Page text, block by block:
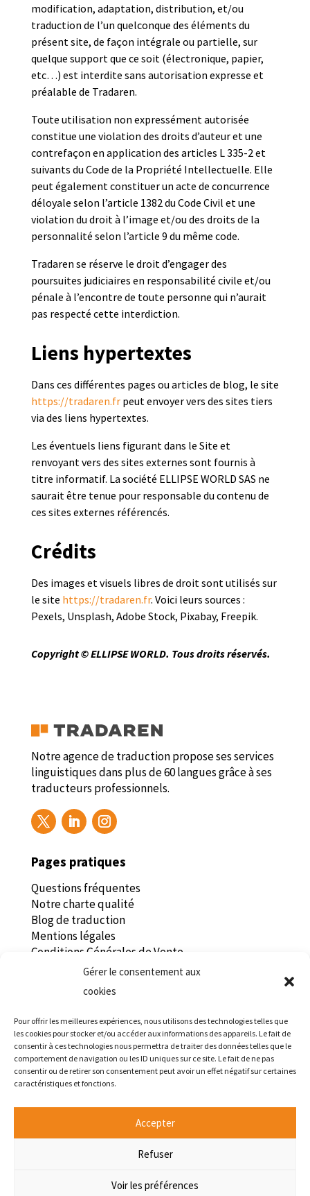
Gérer le consentement aux
cookies
Pour offrir les meilleures expériences, nous utilisons des technologies telles que
les cookies pour stocker et/ou accéder aux informations des appareils. Le fait de
consentir à ces technologies nous permettra de traiter des données telles que le
comportement de navigation ou les ID uniques sur ce site. Le fait de ne pas
consentir ou de retirer son consentement peut avoir un effet négatif sur certaines
caractéristiques et fonctions.
Accepter
Refuser
Voir les préférences
modification, adaptation, distribution, et/ou
traduction de l’un quelconque des éléments du
présent site, de façon intégrale ou partielle, sur
quelque support que ce soit (électronique, papier,
etc…) est interdite sans autorisation expresse et
préalable de Tradaren.
Toute utilisation non expressément autorisée
constitue une violation des droits d’auteur et une
contrefaçon en application des articles L 335-2 et
suivants du Code de la Propriété Intellectuelle. Elle
peut également constituer un acte de concurrence
déloyale selon l’article 1382 du Code Civil et une
violation du droit à l’image et/ou des droits de la
personnalité selon l’article 9 du même code.
Tradaren se réserve le droit d’engager des
poursuites judiciaires en responsabilité civile et/ou
pénale à l’encontre de toute personne qui n’aurait
pas respecté cette interdiction.
Liens hypertextes
Dans ces différentes pages ou articles de blog, le site
https://tradaren.frpeut envoyer vers des sites tiers
via des liens hypertextes.
Les éventuels liens figurant dans le Site et
renvoyant vers des sites externes sont fournis à
titre informatif. La société ELLIPSE WORLD SAS ne
saurait être tenue pour responsable du contenu de
ces sites externes référencés.
Crédits
Des images et visuels libres de droit sont utilisés sur
le site https://tradaren.fr. Voici leurs sources :
Pexels, Unsplash, Adobe Stock, Pixabay, Freepik.
Copyright © ELLIPSE WORLD. Tous droits réservés.
Notre agence de traduction propose ses services
linguistiques dans plus de 60 langues grâce à ses
traducteurs professionnels.
Pages pratiques
Questions fréquentes
Notre charte qualité
Blog de traduction
Mentions légales
Conditions Générales de Vente
Politique de confidentialité
Recrutement traducteur
Tradaren
Centre d’Affaire des Alizés
22 rue de la Rigourdière
35510 Cesson-Sévigné, France
Horaires : Lundi – Vendredi, 9h – 18h